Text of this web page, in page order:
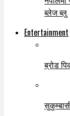
ब्लेज ब्लु
Entertainment
ब्रोड